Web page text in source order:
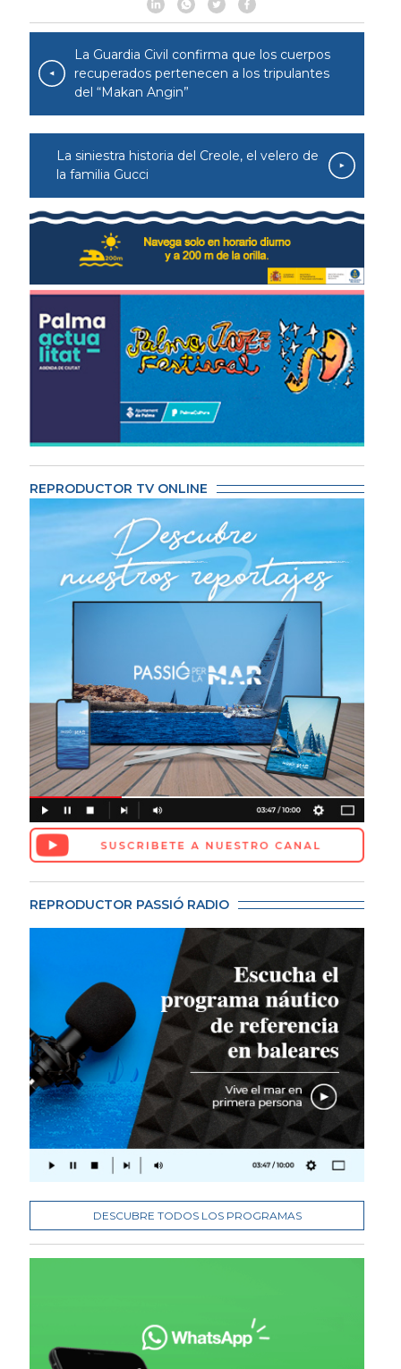
La Guardia Civil confirma que los cuerpos
recuperados pertenecen a los tripulantes
del “Makan Angin”
La siniestra historia del Creole, el velero de
la familia Gucci
REPRODUCTOR TV ONLINE
REPRODUCTOR PASSIÓ RADIO
DESCUBRE TODOS LOS PROGRAMAS